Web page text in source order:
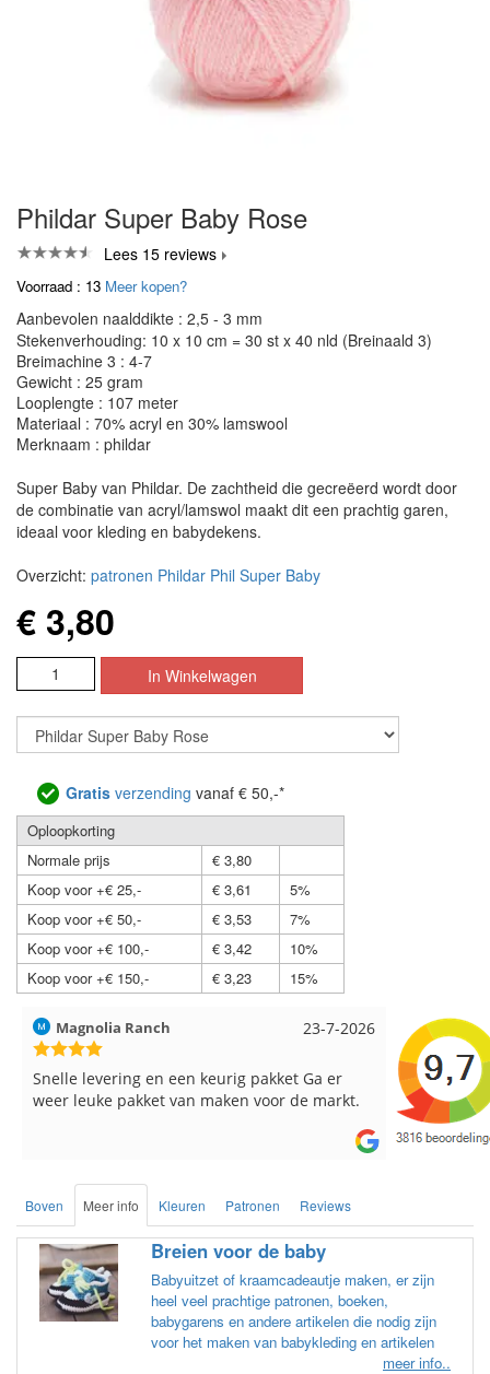
Phildar Super Baby Rose
Lees 15 reviews
Voorraad : 13 Meer kopen?
Aanbevolen naalddikte : 2,5 - 3 mm
Stekenverhouding: 10 x 10 cm = 30 st x 40 nld (Breinaald 3)
Breimachine 3 : 4-7
Gewicht : 25 gram
Looplengte : 107 meter
Materiaal : 70% acryl en 30% lamswool
Merknaam : phildar
Super Baby van Phildar. De zachtheid die gecreëerd wordt door
de combinatie van acryl/lamswol maakt dit een prachtig garen,
ideaal voor kleding en babydekens.
Overzicht: patronen Phildar Phil Super Baby
€ 3,80
Gratis verzending vanaf € 50,-*
Oploopkorting
Normale prijs
€ 3,80
Koop voor +€ 25,-
€ 3,61
5%
Koop voor +€ 50,-
€ 3,53
7%
Koop voor +€ 100,-
€ 3,42
10%
Koop voor +€ 150,-
€ 3,23 15%
17-7-2026
Hilde uit Loyers
Reeds meerdere keren breigaren en
breinaalden besteld, altijd heel tevreden over
Loes uit
Snelle
Boven Meer info Kleuren Patronen Reviews
Breien voor de baby
Babyuitzet of kraamcadeautje maken, er zijn
heel veel prachtige patronen, boeken,
babygarens en andere artikelen die nodig zijn
voor het maken van babykleding en artikelen
meer info..